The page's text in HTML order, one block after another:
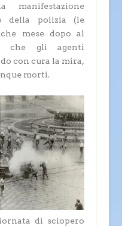
della polizia (le
mese dopo al
che gli agenti
con cura la mira,
morti.
di sciopero